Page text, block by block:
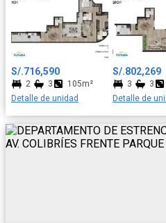
S/.716,590
2 3
105m²
Detalle de unidad
S/.802,269
3 3
Detalle de